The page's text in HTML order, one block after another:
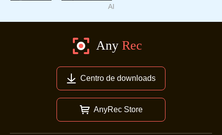
AI
Centro de downloads
AnyRec Store